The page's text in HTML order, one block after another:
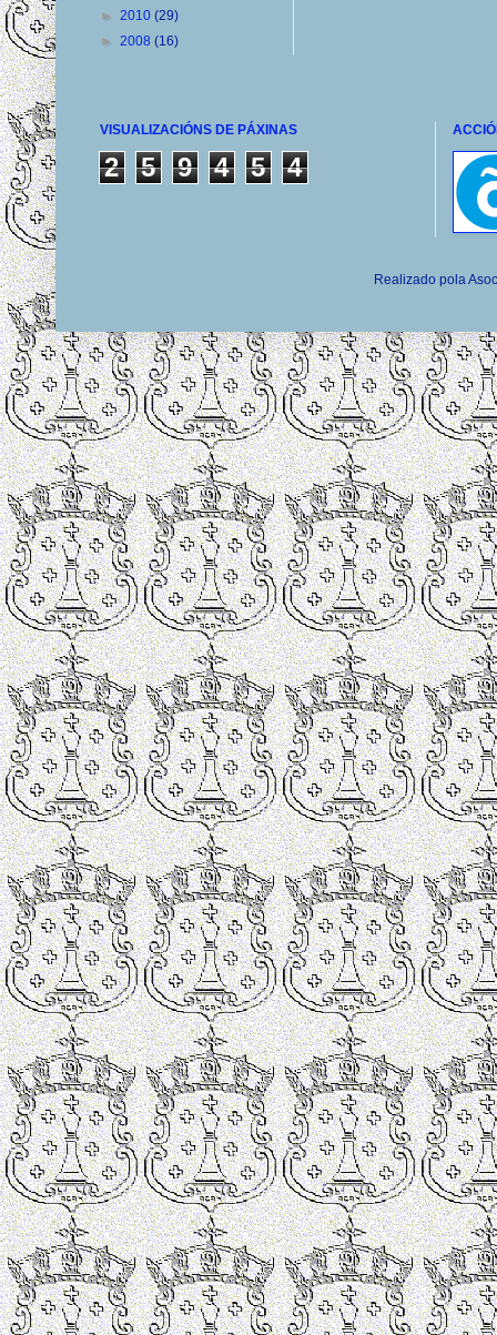
► 2010 (29)
► 2008 (16)
VISUALIZACIÓNS DE PÁXINAS
2 5 9 4 5 4
Realizado pola